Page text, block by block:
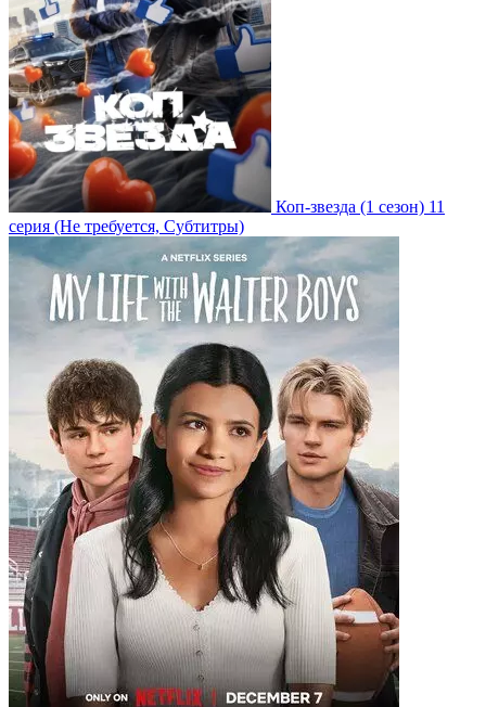
Коп-звезда (1 сезон) 11
серия (Не требуется, Субтитры)